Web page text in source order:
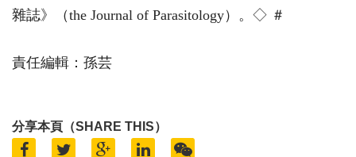
雜誌》（the Journal of Parasitology）。◇ ＃
責任編輯：孫芸
分享本頁（SHARE THIS）